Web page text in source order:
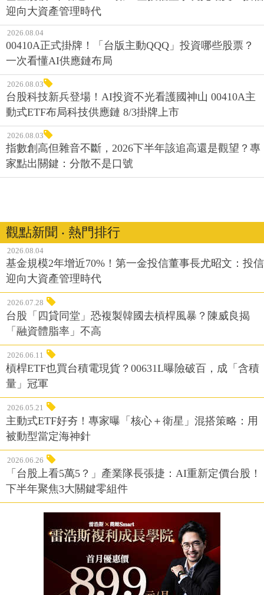
迎向大資產管理時代
2026.08.04
00410A正式掛牌！「台版主動QQQ」投資哪些股票？
一次看懂AI供應鏈布局
2026.08.03
台股科技新兵登場！AI投資不光看護國神山 00410A主
動式ETF布局科技供應鏈 8/3掛牌上市
2026.08.03
指數創高但雜音不斷，2026下半年該追高還是觀望？專
家點出關鍵：分散不是口號
觀點新聞 ‧ 熱門排行
2026.08.04
基金規模2年增近70%！第一金投信董事長尤昭文：投信
迎向大資產管理時代
2026.07.28
台股「四貸同堂」恐複製韓國去槓桿風暴？陳威良揭
「融資體脂率」不高
2026.06.11
槓桿ETF也買台積電現貨？00631L曝險破百，成「含積
量」冠軍
2026.05.21
主動式ETF好夯！專家曝「核心＋衛星」混搭策略：用
被動型當定海神針
2026.06.26
「台股上看5萬5？」產業隊長張捷：AI重新定價台股！
下半年聚焦3大關鍵零組件